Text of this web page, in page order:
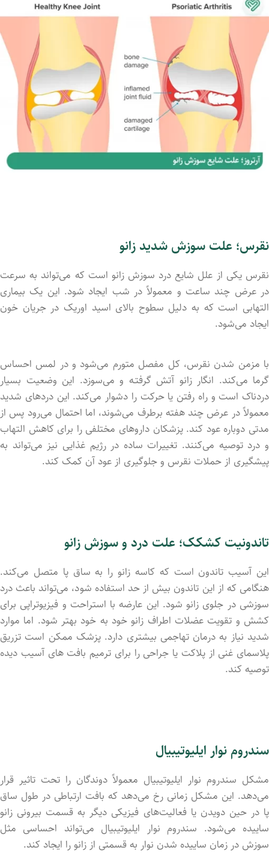
نقرس؛ علت سوزش شدید زانو
نقرس یکی از علل شایع درد سوزش زانو است که می‌تواند به سرعت
در عرض چند ساعت و معمولاً در شب ایجاد شود. این یک بیماری
التهابی است که به دلیل سطوح بالای اسید اوریک در جریان خون
ایجاد می‌شود.
با مزمن شدن نقرس، کل مفصل متورم می‌شود و در لمس احساس
گرما می‌کند. انگار زانو آتش گرفتـه و می‌سوزد. این وضعیت بسیار
دردناک است و راه رفتن یا حرکت را دشوار می‌کند. این درد‌های شدید
معمولاً در عرض چند هفته برطرف می‌شوند، اما احتمال می‌رود پس از
مدتی دوباره عود کند. پزشکان داروهای مختلفی را برای کاهش التهاب
و درد توصیه می‌کنند. تغییرات ساده در رژیم غذایی نیز می‌تواند به
پیشگیری از حملات نقرس و جلوگیری از عود آن کمک کند.
تاندونیت کشکک؛ علت درد و سوزش زانو
این آسیب تاندون است که کاسه زانو را به ساق پا متصل می‌کند.
هنگامی که از این تاندون بیش از حد استفاده شود، می‌تواند باعث درد
سوزشی در جلوی زانو شود. این عارضه با استراحت و فیزیوتراپی برای
کشش و تقویت عضلات اطراف زانو خود به خود بهتر شود. اما موارد
شدید نیاز به درمان تهاجمی بیشتری دارد. پزشک ممکن است تزریق
پلاسمای غنی از پلاکت یا جراحی را برای ترمیم بافت های آسیب دید‌ه
توصیه کند.
سندروم نوار ایلیوتیبیال
مشکل سندروم نوار ایلیوتیبیال معمولاً دوندگان را تحت تاثیر قرار
می‌دهد. این مشکل زمانی رخ می‌دهد که بافت ارتباطی در طول ساق
پا در حین دویدن یا فعالیت‌های فیزیکی دیگر به قسمت بیرونی زانو
سایید‌ه می‌شود. سندروم نوار ایلیوتیبیال می‌تواند احساسی مثل
سوزش در زمان سایید‌ه شد‌ن نوار به قسمتی از زانو را ایجاد کند.